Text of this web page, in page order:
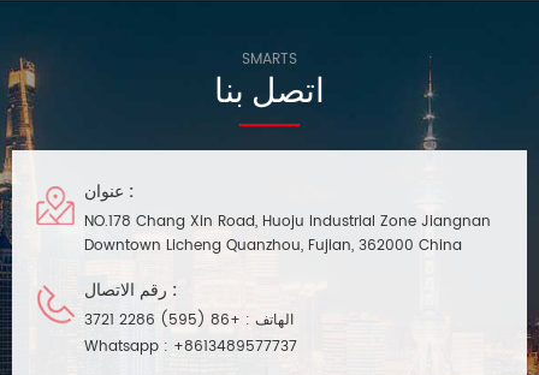
SMARTS
اتصل بنا
عنوان :
NO.178 Chang Xin Road, Huoju Industrial Zone Jiangnan
Downtown Licheng Quanzhou, Fujian, 362000 China
رقم الاتصال :
الهاتف : +86 (595) 2286 3721
Whatsapp : +8613489577737